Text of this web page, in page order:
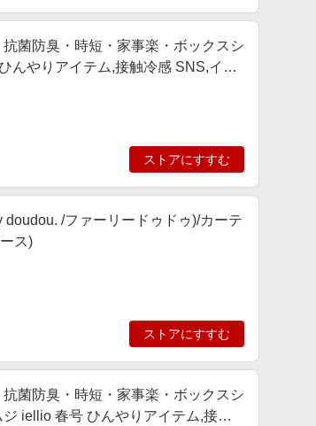
菌防臭・時短・家事楽・ボックスシ
んやりアイテム,接触冷感 SNS,イン
ストアにすすむ
/ファーリードゥドゥ)/カーテ
ス)
ストアにすすむ
菌防臭・時短・家事楽・ボックスシ
iellio 春号 ひんやりアイテム,接触